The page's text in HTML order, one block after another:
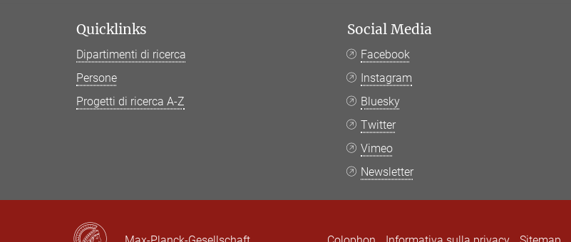
Quicklinks
Dipartimenti di ricerca
Persone
Progetti di ricerca A-Z
Social Media
Facebook
Instagram
Bluesky
Twitter
Vimeo
Newsletter